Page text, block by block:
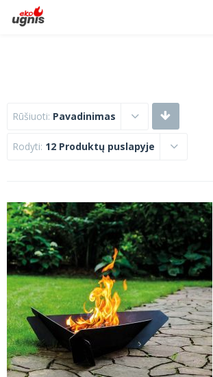
Rūšiuoti: Pavadinimas
Rodyti: 12 Produktų puslapyje